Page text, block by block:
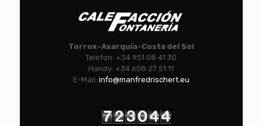
Torrox-Axarquía-Costa del Sol
Telefon: +34 951 08 41 30
Handy: +34 608 27 51 11
E-Mail: info@manfredrischert.eu